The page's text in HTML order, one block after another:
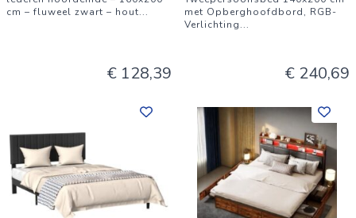
cm – fluweel zwart – hout...
€ 128,39
met Opberghoofdbord, RGB-
Verlichting...
€ 240,69